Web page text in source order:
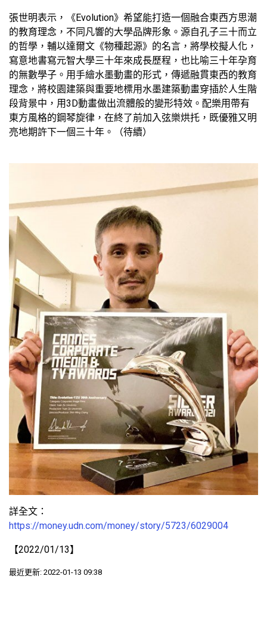
張世明表示，《Evolution》希望能打造一個融合東西方思潮
的教育理念，不同凡響的大學品牌形象。源自孔子三十而立
的哲學，輔以達爾文《物種起源》的名言，將學校擬人化，
寫意地書寫元智大學三十年來成長歷程，也比喻三十年孕育
的無數學子。用手繪水墨動畫的形式，傳遞融貫東西的教育
理念，將校園建築與重要地標用水墨建築動畫穿插於人生階
段背景中，用3D動畫做出流體般的變形特效。配樂用帶有
東方風格的鋼琴旋律，在終了前加入弦樂烘托，既優雅又明
亮地期許下一個三十年。（待續）
詳全文：
https://money.udn.com/money/story/5723/6029004
【2022/01/13】
最近更新: 2022-01-13 09:38